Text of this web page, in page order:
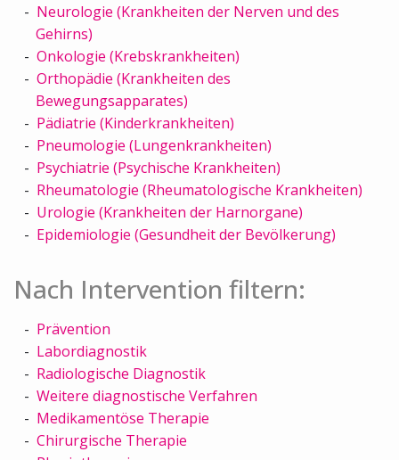
Neurologie (Krankheiten der Nerven und des
Gehirns)
Onkologie (Krebskrankheiten)
Orthopädie (Krankheiten des
Bewegungsapparates)
Pädiatrie (Kinderkrankheiten)
Pneumologie (Lungenkrankheiten)
Psychiatrie (Psychische Krankheiten)
Rheumatologie (Rheumatologische Krankheiten)
Urologie (Krankheiten der Harnorgane)
Epidemiologie (Gesundheit der Bevölkerung)
Nach Intervention filtern:
Prävention
Labordiagnostik
Radiologische Diagnostik
Weitere diagnostische Verfahren
Medikamentöse Therapie
Chirurgische Therapie